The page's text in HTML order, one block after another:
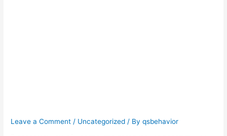
Leave a Comment / Uncategorized / Byqsbehavior